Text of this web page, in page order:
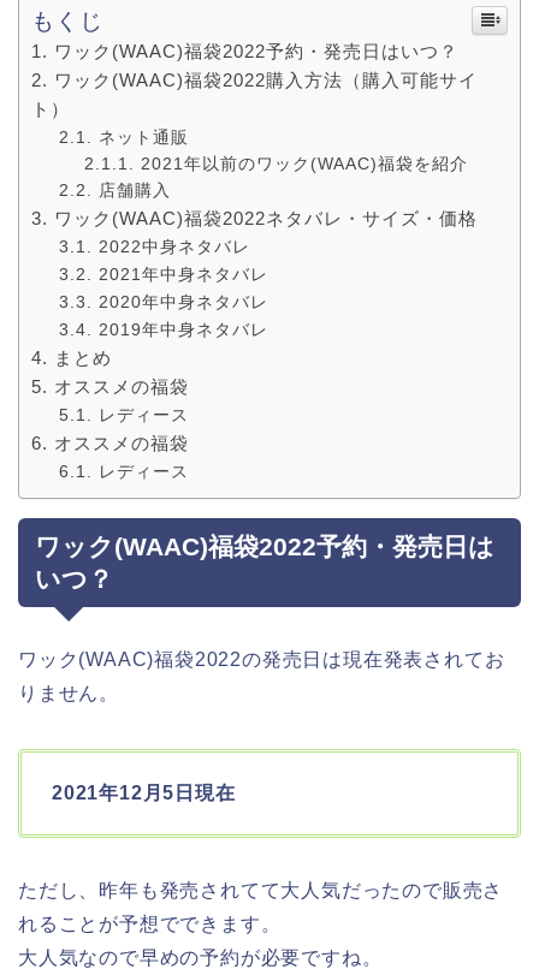
もくじ
ワック(WAAC)福袋2022予約・発売日はいつ？
ワック(WAAC)福袋2022購入方法（購入可能サイ
ト）
ネット通販
2021年以前のワック(WAAC)福袋を紹介
店舗購入
ワック(WAAC)福袋2022ネタバレ・サイズ・価格
2022中身ネタバレ
2021年中身ネタバレ
2020年中身ネタバレ
2019年中身ネタバレ
まとめ
オススメの福袋
レディース
オススメの福袋
レディース
ワック(WAAC)福袋2022予約・発売日は
いつ？
ワック(WAAC)福袋2022の発売日は現在発表されてお
りません。
2021年12月5日現在
ただし、昨年も発売されてて大人気だったので販売さ
れることが予想でできます。
大人気なので早めの予約が必要ですね。